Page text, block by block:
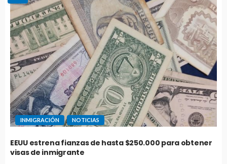
INMIGRACIÓN NOTICIAS
EEUU estrena fianzas de hasta $250.000 para obtener
visas de inmigrante